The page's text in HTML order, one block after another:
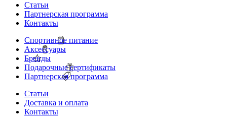
Статьи
Партнерская программа
Контакты
Спортивное питание
Аксессуары
Бренды
Подарочные сертификаты
Партнерская программа
Статьи
Доставка и оплата
Контакты